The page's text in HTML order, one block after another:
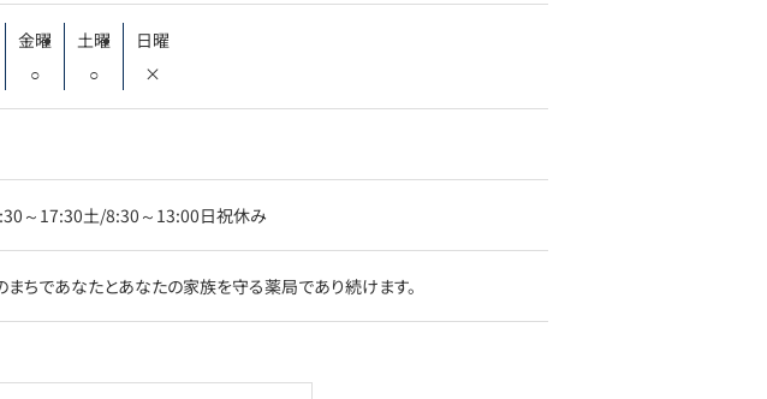
金曜
○
土曜
○
日曜
×
～17:30土/8:30～13:00日祝休み
まちであなたとあなたの家族を守る薬局であり続けます。